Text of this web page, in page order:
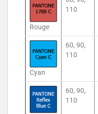
Rouge
110
Cyan
60, 90,
110
60, 90,
110